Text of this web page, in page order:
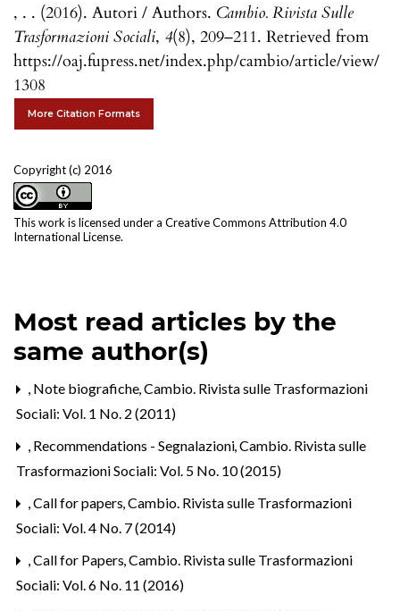
, . . (2016). Autori / Authors. Cambio. Rivista Sulle
Trasformazioni Sociali, 4(8), 209–211. Retrieved from
https://oaj.fupress.net/index.php/cambio/article/view/
1308
More Citation Formats
Copyright (c) 2016
This work is licensed under a Creative Commons Attribution 4.0
International License.
Most read articles by the
same author(s)
, Note biografiche,Cambio. Rivista sulle Trasformazioni
Sociali: Vol. 1 No. 2 (2011)
, Recommendations - Segnalazioni,Cambio. Rivista sulle
Trasformazioni Sociali: Vol. 5 No. 10 (2015)
,Call for papers,Cambio. Rivista sulle Trasformazioni
Sociali: Vol. 4 No. 7 (2014)
,Call for Papers,Cambio. Rivista sulle Trasformazioni
Sociali: Vol. 6 No. 11 (2016)